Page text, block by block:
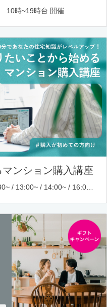
10時~19時台 開催
ンション購入講座